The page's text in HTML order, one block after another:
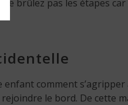
brûlez pas les étapes
comment
le bord. De cette